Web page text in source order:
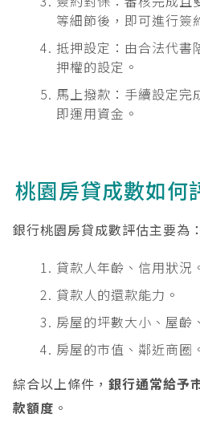
等細節後，即可進行簽
抵押設定：由合法代書
押權的設定。
馬上撥款：手續設定完
即運用資金。
桃園房貸成數如何
銀行桃園房貸成數評估主要為：
貸款人年齡、信用狀況
貸款人的還款能力。
房屋的坪數大小、屋齡
房屋的市值、鄰近商圈
綜合以上條件， 銀行通常給予
款額度 。